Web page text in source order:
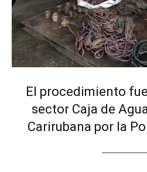
El procedimiento
sector Caja de
Carirubana por la